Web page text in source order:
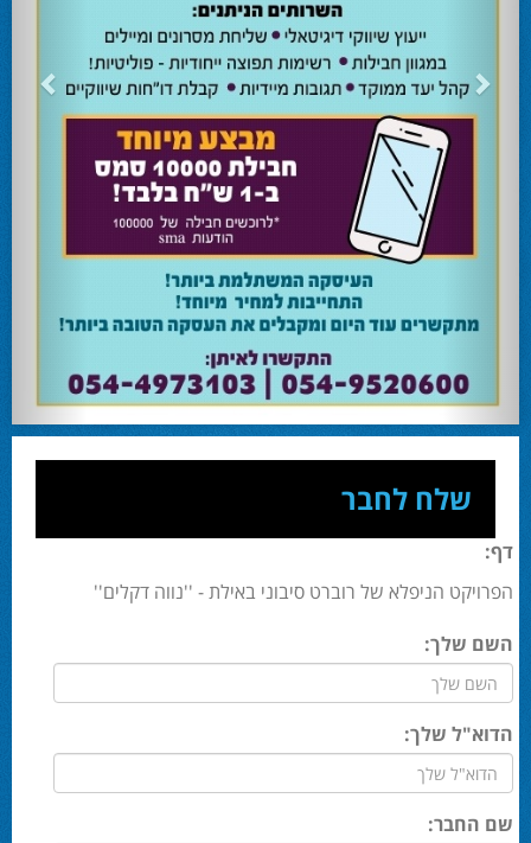
השרה מירי רגב קוראת לבוא ולהצביע ולהשפיע 24.02.24
השרה מירי רגב קוראת לבוא ולהצביע ולהשפיע בבחירות המוניציפליות שיתקיימו ביום
אוהד שגב הפסיד בעכו
עמיחי בן שלוש מקורבו של השר ניר ברקת ניצח את הבחירות בעכו ויכהן כראש העיר.
מחל זכתה במנדט אחד בבאר שבע
עו''ד אמנון כהן שעומד בראש רשימת מחל למועצת העיר זכה במנדט אחד ואילו שמעון
בוקר שהתמודד אף הוא למועצה לא הצליח להיבחר.
המשבר בליכוד העולמי 23.10.24
האם ההסכם של מיקי זוהר מחזק את הימין או השמאל? האם ההסכם חוקי או לא?שמירה
או הדחה? ומה יחליט בעתיד המרכז? עוד שנה בחירות בליכוד העולמי . הכל במגזין
המלא - עמ' 4.
שלח לחבר
דף:
הפרויקט הניפלא של רוברט סיבוני באילת - ''נווה דקלים''
השם שלך:
הדוא"ל שלך:
שם החבר: